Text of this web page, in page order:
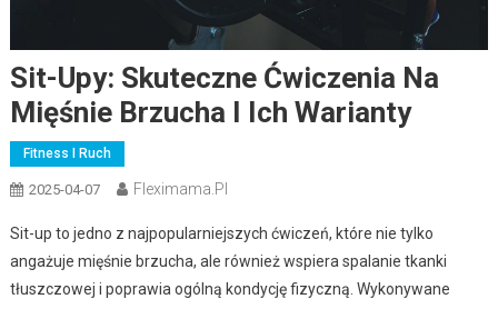
Sit-Upy: Skuteczne Ćwiczenia Na
Mięśnie Brzucha I Ich Warianty
Fitness I Ruch
2025-04-07 Fleximama.pl
Sit-up to jedno z najpopularniejszych ćwiczeń, które nie tylko
angażuje mięśnie brzucha, ale również wspiera spalanie tkanki
tłuszczowej i poprawia ogólną kondycję fizyczną. Wykonywane